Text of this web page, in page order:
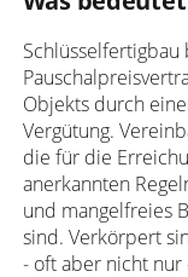
Objekts durch
Vergütung.
die für die
anerkannten
und mangelfreies
sind. Verkörpert
- oft aber nicht